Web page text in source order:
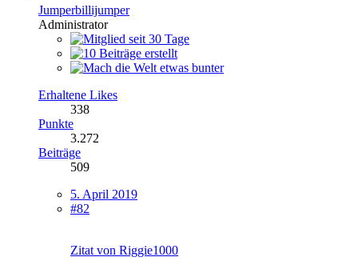
Jumperbillijumper
Administrator
Erhaltene Likes
338
Punkte
3.272
Beiträge
509
5. April 2019
#82
Zitat von Riggie1000